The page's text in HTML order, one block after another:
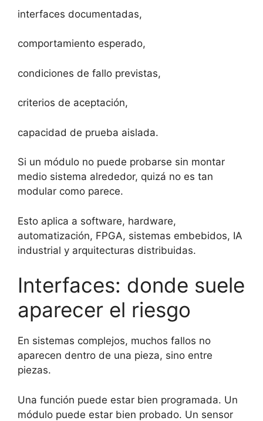
interfaces documentadas,
comportamiento esperado,
condiciones de fallo previstas,
criterios de aceptación,
capacidad de prueba aislada.
Si un módulo no puede probarse sin montar
medio sistema alrededor, quizá no es tan
modular como parece.
Esto aplica a software, hardware,
automatización, FPGA, sistemas embebidos, IA
industrial y arquitecturas distribuidas.
Interfaces: donde suele
aparecer el riesgo
En sistemas complejos, muchos fallos no
aparecen dentro de una pieza, sino entre
piezas.
Una función puede estar bien programada. Un
módulo puede estar bien probado. Un sensor